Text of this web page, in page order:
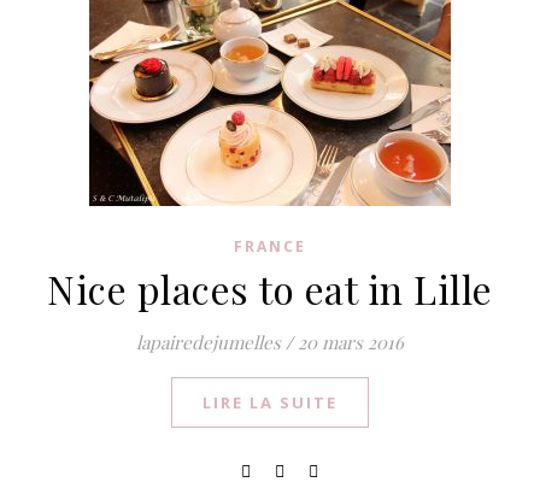
FRANCE
Nice places to eat in Lille
lapairedejumelles / 20 mars 2016
LIRE LA SUITE